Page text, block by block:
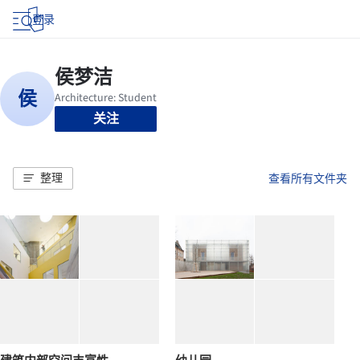
登录
关注
整理 查看所有文件夹